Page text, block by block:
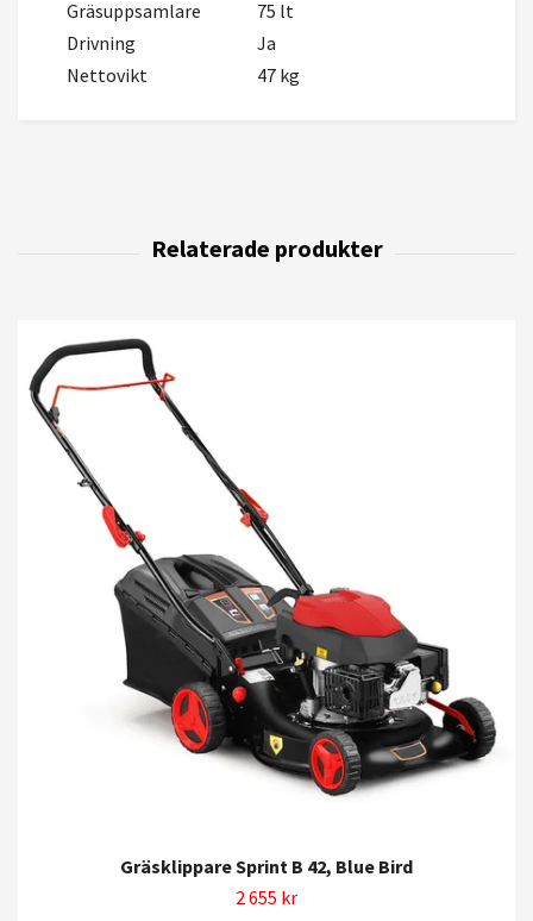
Gräsuppsamlare
75 lt
Drivning
Ja
Nettovikt
47 kg
Gräsklippare Sprint B 42, Blue Bird
2 655 kr